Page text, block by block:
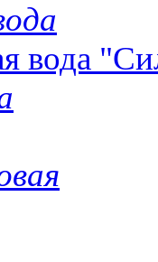
вода